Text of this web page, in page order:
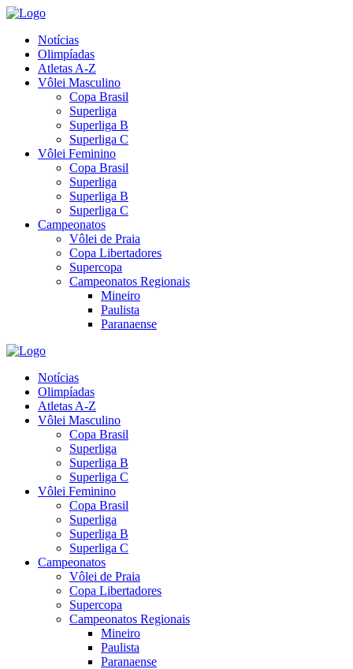
Notícias
Olimpíadas
Atletas A-Z
Vôlei Masculino
Copa Brasil
Superliga
Superliga B
Superliga C
Vôlei Feminino
Copa Brasil
Superliga
Superliga B
Superliga C
Campeonatos
Vôlei de Praia
Copa Libertadores
Supercopa
Campeonatos Regionais
Mineiro
Paulista
Paranaense
Notícias
Olimpíadas
Atletas A-Z
Vôlei Masculino
Copa Brasil
Superliga
Superliga B
Superliga C
Vôlei Feminino
Copa Brasil
Superliga
Superliga B
Superliga C
Campeonatos
Vôlei de Praia
Copa Libertadores
Supercopa
Campeonatos Regionais
Mineiro
Paulista
Paranaense